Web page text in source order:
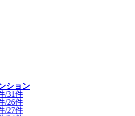
ション
/31件
/26件
/27件